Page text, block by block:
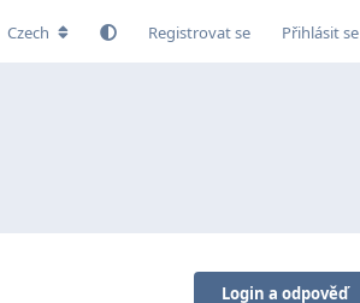
Czech Registrovat se Přihlásit se
Login a odpověď